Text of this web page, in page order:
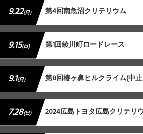
9.22(日) 第4回南魚沼クリテリウム
9.15(日) 第1回綾川町ロードレース
9.1(日) 第8回椿ヶ鼻ヒルクライム(中止
7.28(日) 2024広島トヨタ広島クリテリ